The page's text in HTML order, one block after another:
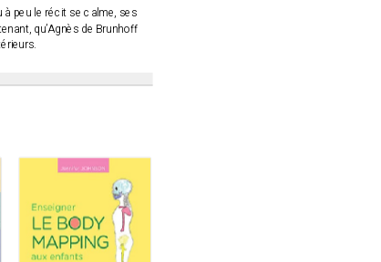
à peu le récit se calme, ses
qu’Agnès de Brunhoff